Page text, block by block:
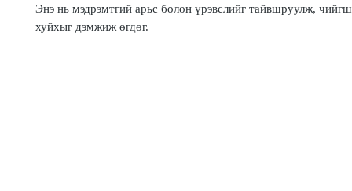
Энэ нь мэдрэмтгий арьс болон үрэвслийг тайвшруулж,
хуйхыг дэмжиж өгдөг.